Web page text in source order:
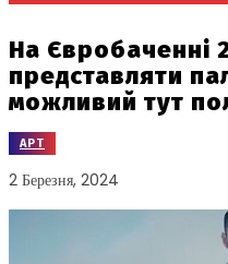
На Євробаченні
представляти
можливий тут
АРТ
2 Березня, 2024